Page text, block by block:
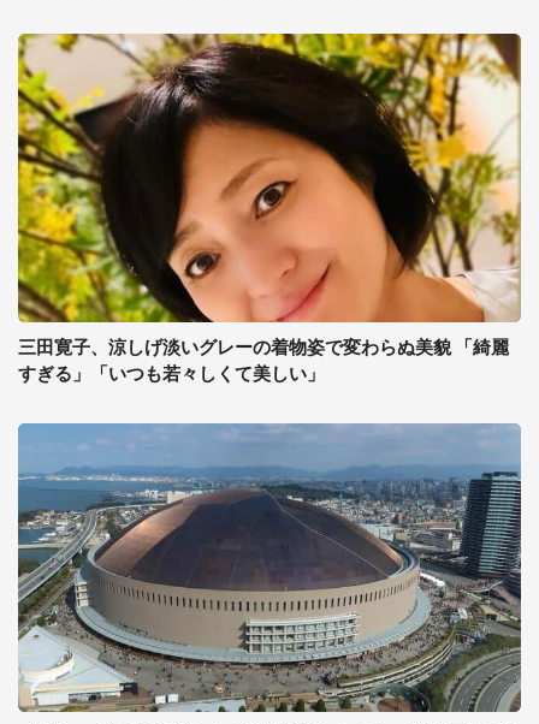
三田寛子、涼しげ淡いグレーの着物姿で変わらぬ美貌 「綺麗
すぎる」「いつも若々しくて美しい」